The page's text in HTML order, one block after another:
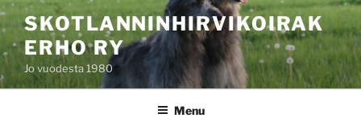
Skip
to
content
SKOTLANNINHIRVIKOIRAK
ERHO RY
Jo vuodesta 1980
Menu